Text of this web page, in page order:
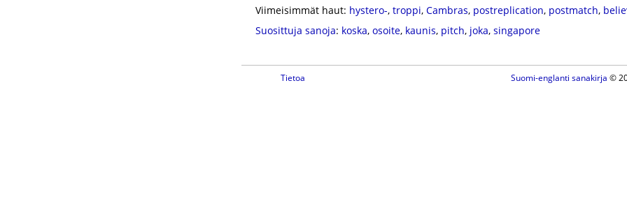
Viimeisimmät haut: hystero-, troppi, Cambras, postreplication, postmatch,
Suosittuja sanoja: koska, osoite, kaunis, pitch, joka, singapore
Tietoa Suomi-englanti sanakirja ©